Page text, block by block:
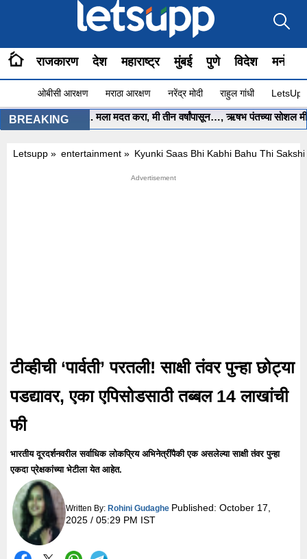
राजकारण देश महाराष्ट्र मुंबई पुणे विदेश
ओबीसी आरक्षण मराठा आरक्षण नरेंद्र मोदी राहुल गांधी
BREAKING
मुख्यमंत्री साहेब.. मला मदत करा, मी तीन वर्षांपासून…, ऋषभ पंतच्या सोशल
Letsupp » entertainment » Kyunki Saas Bhi Kabhi Bahu Thi
टीव्हीची ‘पार्वती’ परतली! साक्षी तंवर पुन्हा छोट्या
पडद्यावर, एका एपिसोडसाठी तब्बल 14 लाखांची
फी
भारतीय दूरदर्शनवरील सर्वाधिक लोकप्रिय अभिनेत्रींपैकी एक असलेल्या साक्षी तंवर पुन्हा
एकदा प्रेक्षकांच्या भेटीला येत आहेत.
Written By: Rohini Gudaghe Published: October 17,
2025 / 05:29 PM IST